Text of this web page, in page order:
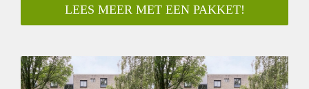
Garantiestelling mogelijk: Ja
Borg: 1 Maand
Huisdieren toegestaan: Afhankelijk van de Eigenaar
Huurtoeslag grens: Nee
LEES MEER MET EEN PAKKET!